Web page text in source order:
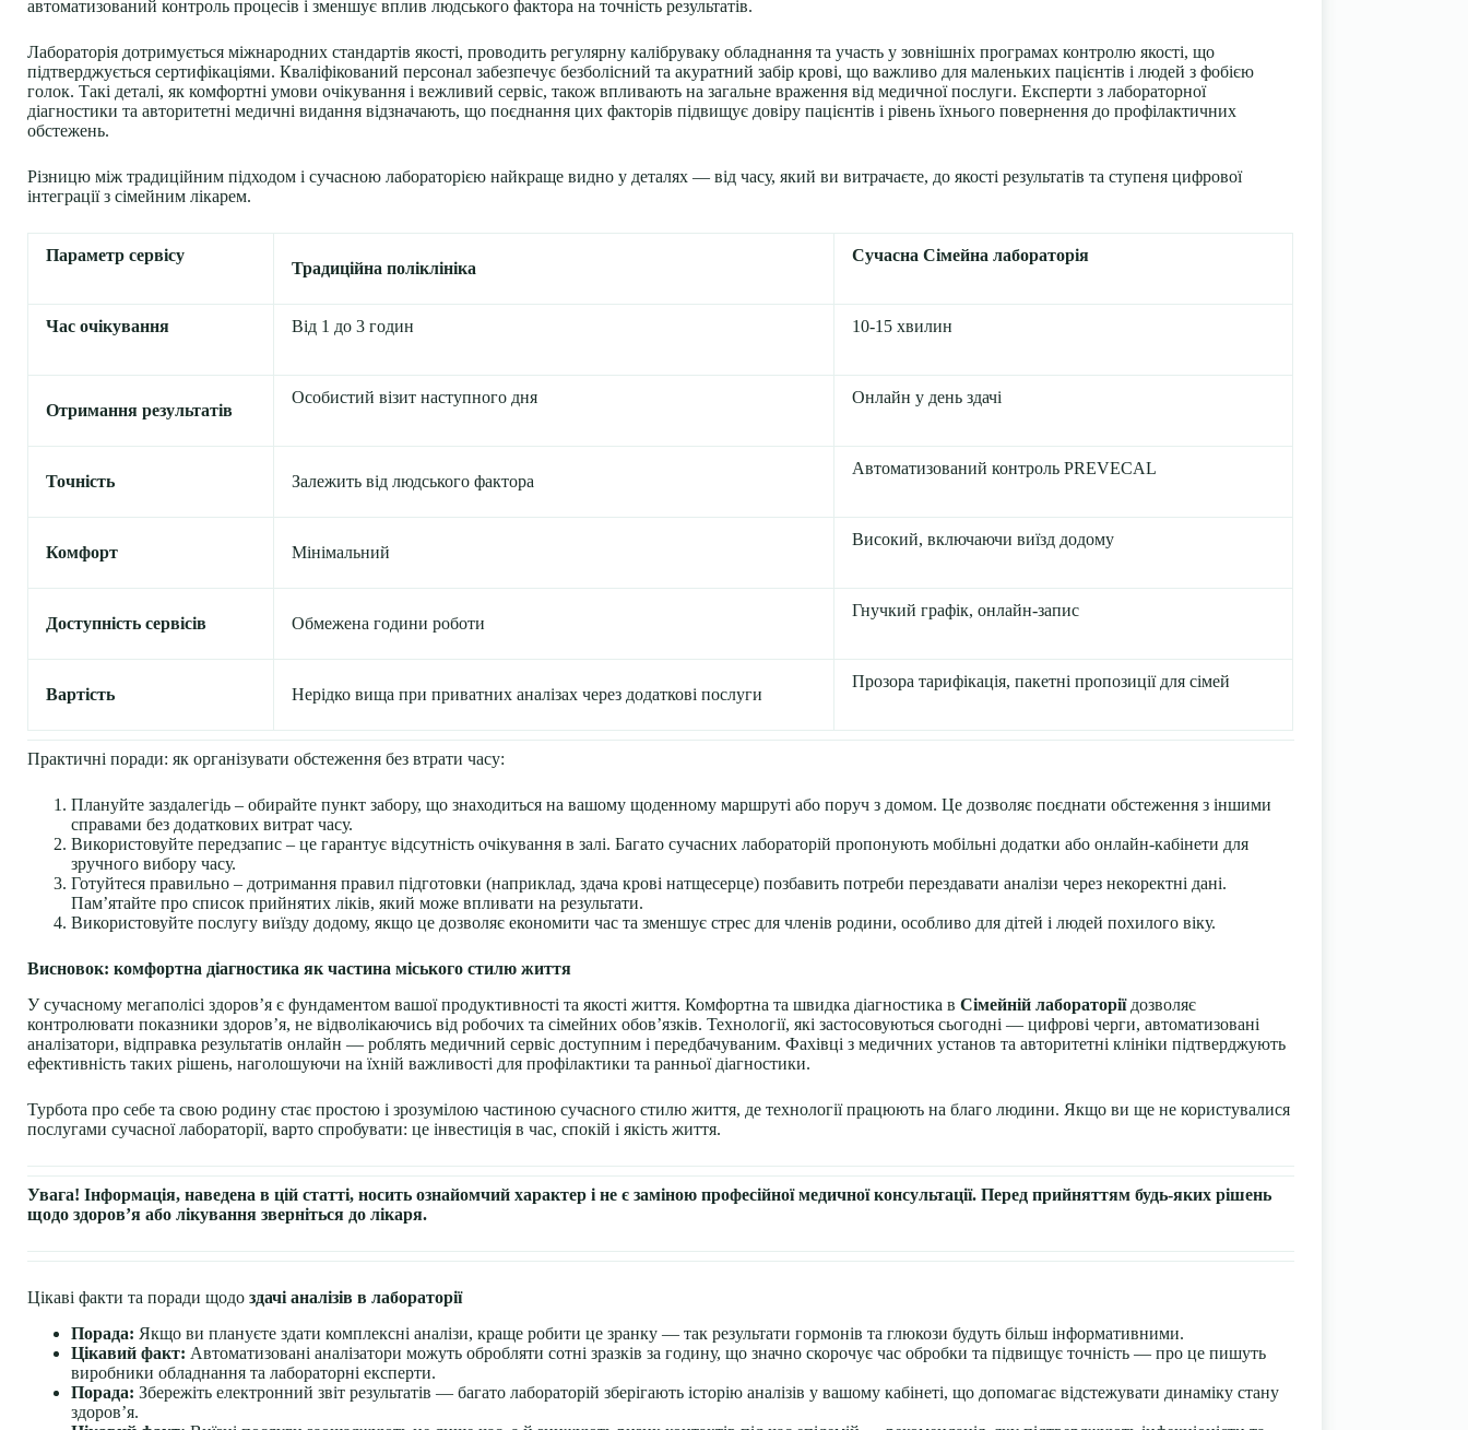
автоматизований контроль процесів і зменшує вплив людського фактора на точність результатів.
Лабораторія дотримується міжнародних стандартів якості, проводить регулярну калібруваку обладнання та участь у зовнішніх програмах контролю якості, що
підтверджується сертифікаціями. Кваліфікований персонал забезпечує безболісний та акуратний забір крові, що важливо для маленьких пацієнтів і людей з фобією
голок. Такі деталі, як комфортні умови очікування і вежливий сервіс, також впливають на загальне враження від медичної послуги. Експерти з лабораторної
діагностики та авторитетні медичні видання відзначають, що поєднання цих факторів підвищує довіру пацієнтів і рівень їхнього повернення до профілактичних
обстежень.
Різницю між традиційним підходом і сучасною лабораторією найкраще видно у деталях — від часу, який ви витрачаєте, до якості результатів та ступеня цифрової
інтеграції з сімейним лікарем.
Параметр сервісу
Традиційна поліклініка
Сучасна Сімейна лабораторія
Час очікування Від 1 до 3 годин 10-15 хвилин
Отримання результатів
Особистий візит наступного дня Онлайн у день здачі
Точність Залежить від людського фактора
Автоматизований контроль PREVECAL
Комфорт Мінімальний
Високий, включаючи виїзд додому
Доступність сервісів Обмежена години роботи
Гнучкий графік, онлайн-запис
Вартість Нерідко вища при приватних аналізах через додаткові послуги
Прозора тарифікація, пакетні пропозиції для сімей
Практичні поради: як організувати обстеження без втрати часу:
Плануйте заздалегідь – обирайте пункт забору, що знаходиться на вашому щоденному маршруті або поруч з домом. Це дозволяє поєднати обстеження з іншими
справами без додаткових витрат часу.
Використовуйте передзапис – це гарантує відсутність очікування в залі. Багато сучасних лабораторій пропонують мобільні додатки або онлайн-кабінети для
зручного вибору часу.
Готуйтеся правильно – дотримання правил підготовки (наприклад, здача крові натщесерце) позбавить потреби перездавати аналізи через некоректні дані.
Пам’ятайте про список прийнятих ліків, який може впливати на результати.
Використовуйте послугу виїзду додому, якщо це дозволяє економити час та зменшує стрес для членів родини, особливо для дітей і людей похилого віку.
Висновок: комфортна діагностика як частина міського стилю життя
У сучасному мегаполісі здоров’я є фундаментом вашої продуктивності та якості життя. Комфортна та швидка діагностика в Сімейній лабораторіїдозволяє
контролювати показники здоров’я, не відволікаючись від робочих та сімейних обов’язків. Технології, які застосовуються сьогодні — цифрові черги, автоматизовані
аналізатори, відправка результатів онлайн — роблять медичний сервіс доступним і передбачуваним. Фахівці з медичних установ та авторитетні клініки підтверджують
ефективність таких рішень, наголошуючи на їхній важливості для профілактики та ранньої діагностики.
Турбота про себе та свою родину стає простою і зрозумілою частиною сучасного стилю життя, де технології працюють на благо людини. Якщо ви ще не користувалися
послугами сучасної лабораторії, варто спробувати: це інвестиція в час, спокій і якість життя.
Увага! Інформація, наведена в цій статті, носить ознайомчий характер і не є заміною професійної медичної консультації. Перед прийняттям будь-яких рішень
щодо здоров’я або лікування зверніться до лікаря.
Цікаві факти та поради щодо здачі аналізів в лабораторії
Порада: Якщо ви плануєте здати комплексні аналізи, краще робити це зранку — так результати гормонів та глюкози будуть більш інформативними.
Цікавий факт: Автоматизовані аналізатори можуть обробляти сотні зразків за годину, що значно скорочує час обробки та підвищує точність — про це пишуть
виробники обладнання та лабораторні експерти.
Порада: Збережіть електронний звіт результатів — багато лабораторій зберігають історію аналізів у вашому кабінеті, що допомагає відстежувати динаміку стану
здоров’я.